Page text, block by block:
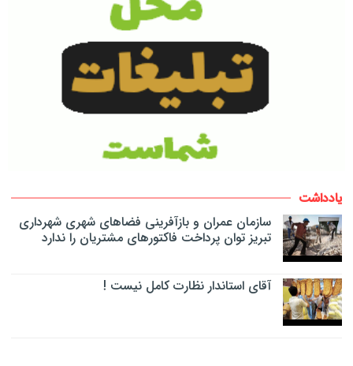
یادداشت
سازمان عمران و بازآفرینی فضاهای شهری شهرداری
تبریز توان پرداخت فاکتورهای مشتریان را ندارد
آقای استاندار نظارت کامل نیست !